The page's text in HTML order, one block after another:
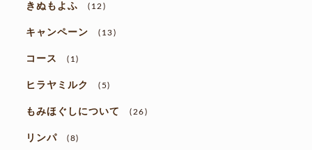
きぬもよふ (12)
キャンペーン (13)
コース (1)
ヒラヤミルク (5)
もみほぐしについて (26)
リンパ (8)